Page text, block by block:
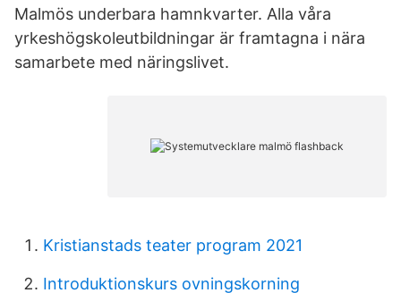
Malmös underbara hamnkvarter. Alla våra
yrkeshögskoleutbildningar är framtagna i nära
samarbete med näringslivet.
Kristianstads teater program 2021
Introduktionskurs ovningskorning